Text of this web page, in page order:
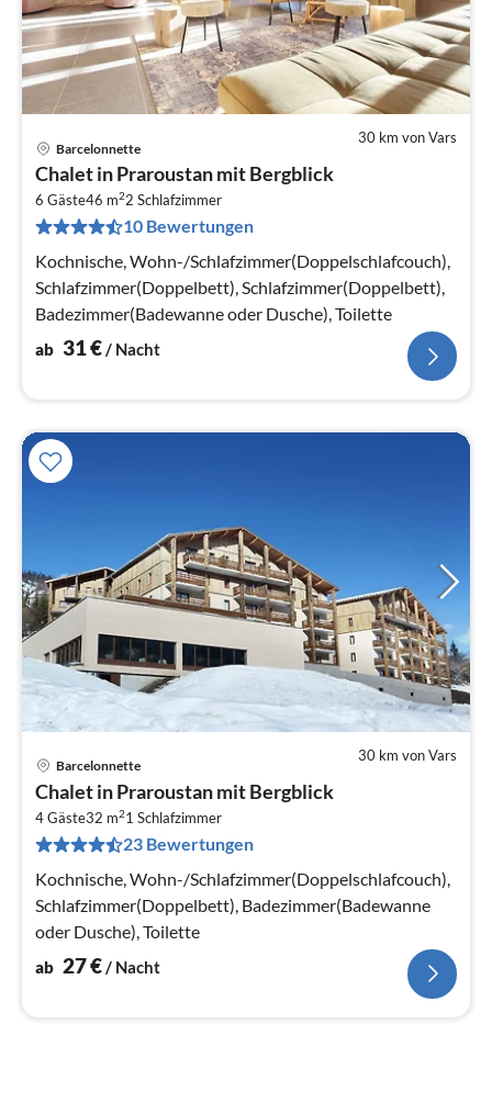
30 km von Vars
Barcelonnette
Chalet in Praroustan mit Bergblick
6 Gäste46 m22 Schlafzimmer
10 Bewertungen
Kochnische, Wohn-/Schlafzimmer(Doppelschlafcouch),
Schlafzimmer(Doppelbett), Schlafzimmer(Doppelbett),
Badezimmer(Badewanne oder Dusche), Toilette
ab 31€/ Nacht
30 km von Vars
Barcelonnette
Chalet in Praroustan mit Bergblick
4 Gäste32 m21 Schlafzimmer
23 Bewertungen
Kochnische, Wohn-/Schlafzimmer(Doppelschlafcouch),
Schlafzimmer(Doppelbett), Badezimmer(Badewanne
oder Dusche), Toilette
ab 27€ / Nacht